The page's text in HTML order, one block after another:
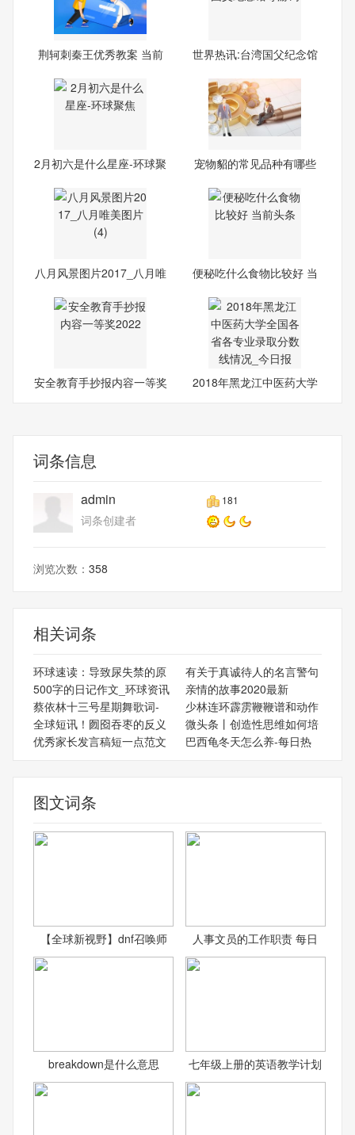
荆轲刺秦王优秀教案 当前
世界热讯:台湾国父纪念馆
2月初六是什么星座-环球聚
宠物貂的常见品种有哪些
八月风景图片2017_八月唯
便秘吃什么食物比较好 当
安全教育手抄报内容一等奖
2018年黑龙江中医药大学
词条信息
admin 181
词条创建者
浏览次数： 358
相关词条
环球速读：导致尿失禁的原
有关于真诚待人的名言警句
500字的日记作文_环球资讯
亲情的故事2020最新
蔡依林十三号星期舞歌词-
少林连环霹雳鞭鞭谱和动作
全球短讯！囫囵吞枣的反义
微头条丨创造性思维如何培
优秀家长发言稿短一点范文
巴西龟冬天怎么养-每日热
图文词条
【全球新视野】dnf召唤师 人事文员的工作职责 每日
breakdown是什么意思 七年级上册的英语教学计划